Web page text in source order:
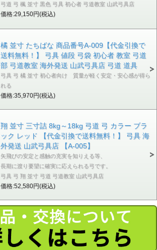
弓道 弓 楓 並寸 黒色 弓具 初心者 弓道教室 山武弓具店
価格:29,150円(税込)
橘 並寸 たちばな 商品番号A-009【代金引換で
送料無料！】 弓具 値段 弓袋 初心者 教室 弓道
部 弓道教室 海外発送 山武弓具店 弓道 道具
弓具 弓 橘 並寸 初心者向け 質量が軽く安定・安心感が得ら
れる
価格:35,970円(税込)
翔 並寸 三寸詰 8kg～18kg 弓道 弓 カラー ブラ
ック レッド 【代金引換で送料無料！】 弓具 海
外発送 山武弓具店 【A-005】
矢飛びの安定と感触の充実を知りえる等、
長期に渡り要望に確実に応えられる弓です。
弓具 弓 翔 並寸 弓道 弓道教室 山武弓具店
価格:52,580円(税込)